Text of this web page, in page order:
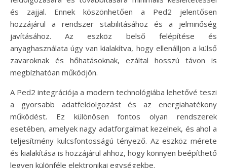
és zajjal. Ennek köszönhetően a Ped2 jelentősen
hozzájárul a rendszer stabilitásához és a jelminőség
javításához. Az eszköz belső felépítése és
anyaghasználata úgy van kialakítva, hogy ellenálljon a külső
zavaroknak és hőhatásoknak, ezáltal hosszú távon is
megbízhatóan működjön.
A Ped2 integrációja a modern technológiába lehetővé teszi
a gyorsabb adatfeldolgozást és az energiahatékony
működést. Ez különösen fontos olyan rendszerek
esetében, amelyek nagy adatforgalmat kezelnek, és ahol a
teljesítmény kulcsfontosságú tényező. Az eszköz mérete
és kialakítása is hozzájárul ahhoz, hogy könnyen beépíthető
legyen különféle elektronikai egységekbe.